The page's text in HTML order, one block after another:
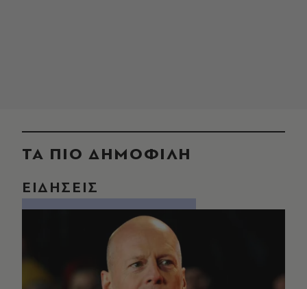
ΤΑ ΠΙΟ ΔΗΜΟΦΙΛΗ
ΕΙΔΗΣΕΙΣ